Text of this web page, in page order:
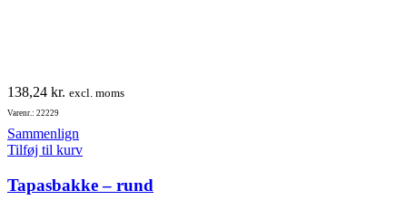
138,24 kr. excl. moms
Varenr.: 22229
Sammenlign
Tilføj til kurv
Tapasbakke – rund